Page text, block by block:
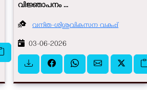
വിജ്ഞാപനം ...
വനിത-ശിശുവികസന വകുപ്പ്
03-06-2026